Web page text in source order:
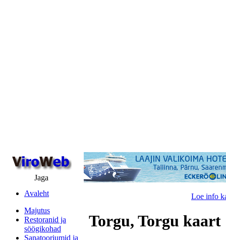
Jaga
Avaleht
Majutus
Restoranid ja
söögikohad
Sanatooriumid ja
Loe info
Torgu, Torgu kaart